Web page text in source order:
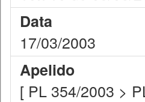
Data
17/03/2003
Apelido
[ PL 354/2003 >